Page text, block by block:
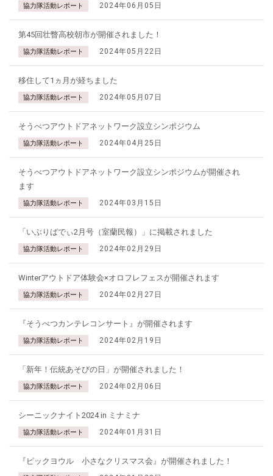
協力隊活動レポート 2024年06月05日
第45回壮瞥高校朝市が開催されました！
協力隊活動レポート 2024年05月22日
移住して1ヵ月が経ちました
協力隊活動レポート 2024年05月07日
そうべつアウトドアネットワーク設立シンポジウム
協力隊活動レポート 2024年04月25日
そうべつアウトドアネットワーク設立シンポジウムが開催され
ます
協力隊活動レポート 2024年03月15日
「いぶりばでぃ2月号（室蘭民報）」に掲載されました
協力隊活動レポート 2024年02月29日
Winterアウトドア体験会×オロフレフェスが開催されます
協力隊活動レポート 2024年02月27日
『そうべつカンテレコンサート』が開催されます
協力隊活動レポート 2024年02月19日
「新年！伝統あそびの日」が開催されました！
協力隊活動レポート 2024年02月06日
シーニックナイト2024 in ミナミナ
協力隊活動レポート 2024年01月31日
『ピックヨウル 小さなクリスマス会』が開催されました！